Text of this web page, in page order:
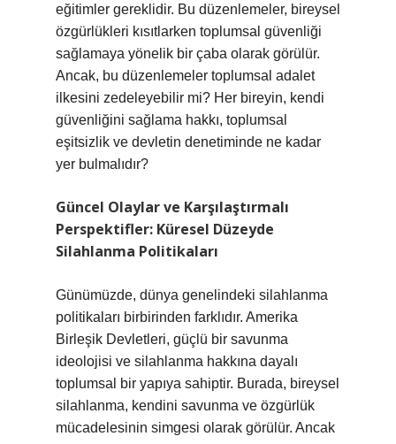
eğitimler gereklidir. Bu düzenlemeler, bireysel
özgürlükleri kısıtlarken toplumsal güvenliği
sağlamaya yönelik bir çaba olarak görülür.
Ancak, bu düzenlemeler toplumsal adalet
ilkesini zedeleyebilir mi? Her bireyin, kendi
güvenliğini sağlama hakkı, toplumsal
eşitsizlik ve devletin denetiminde ne kadar
yer bulmalıdır?
Güncel Olaylar ve Karşılaştırmalı
Perspektifler: Küresel Düzeyde
Silahlanma Politikaları
Günümüzde, dünya genelindeki silahlanma
politikaları birbirinden farklıdır. Amerika
Birleşik Devletleri, güçlü bir savunma
ideolojisi ve silahlanma hakkına dayalı
toplumsal bir yapıya sahiptir. Burada, bireysel
silahlanma, kendini savunma ve özgürlük
mücadelesinin simgesi olarak görülür. Ancak